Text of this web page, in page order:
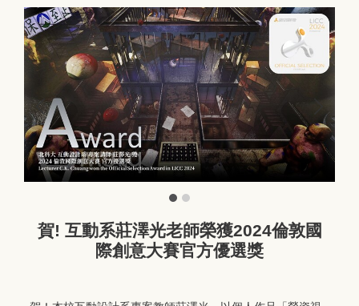
賀! 互動系莊澤光老師榮獲2024倫敦國
際創意大賽官方優選獎